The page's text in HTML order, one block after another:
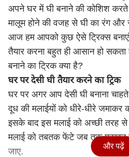
अपने घर में घी बनाने की कोशिश
मालूम होने की वजह से घी का रंग और
आज हम आपको कुछ ऐसे ट्रिक्स
तैयार करना बहुत ही आसान हो
बनाने का ट्रिक क्या है?
घर पर देसी घी तैयार करने का ट्रिक
घर पर अगर आप देसी घी बनाना
दूध की मलाईयों को धीरे-धीरे
इसके बाद इस मलाई को अच्छी तरह
मलाई को तबतक फेंटे जब तक मक्खन
जाए.
और पढ़ें